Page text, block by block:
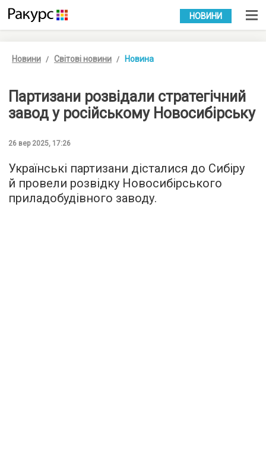
УКР РУС
НОВИНИ
Новини Світові новини Новина
Партизани розвідали стратегічний
завод у російському Новосибірську
26 вер 2025, 17:26
Українські партизани дісталися до Сибіру
й провели розвідку Новосибірського
приладобудівного заводу.